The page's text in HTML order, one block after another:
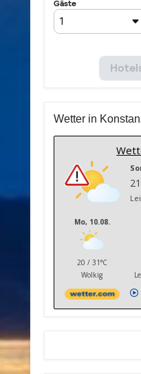
Wetter in
Mo, 10.08.
20 / 31°C
Wolkig